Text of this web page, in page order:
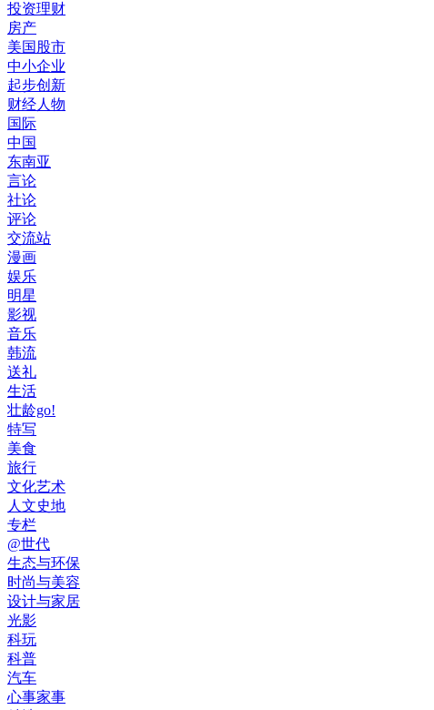
投资理财
房产
美国股市
中小企业
起步创新
财经人物
国际
中国
东南亚
言论
社论
评论
交流站
漫画
娱乐
明星
影视
音乐
韩流
送礼
生活
壮龄go!
特写
美食
旅行
文化艺术
人文史地
专栏
@世代
生态与环保
时尚与美容
设计与家居
光影
科玩
科普
汽车
心事家事